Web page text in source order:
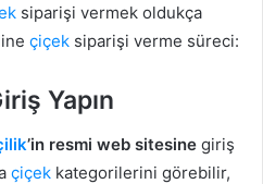
siparişi vermek oldukça
çiçek siparişi verme süreci:
Yapın
’in resmi web sitesine giriş
çiçek kategorilerini görebilir,